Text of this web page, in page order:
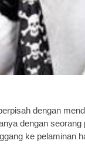
dengan
dengan seorang
ke pelaminan